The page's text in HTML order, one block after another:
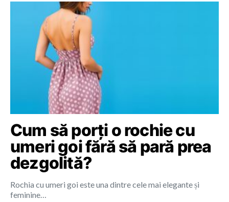
Cum să porți o rochie cu
umeri goi fără să pară prea
dezgolită?
Rochia cu umeri goi este una dintre cele mai elegante și
feminine…